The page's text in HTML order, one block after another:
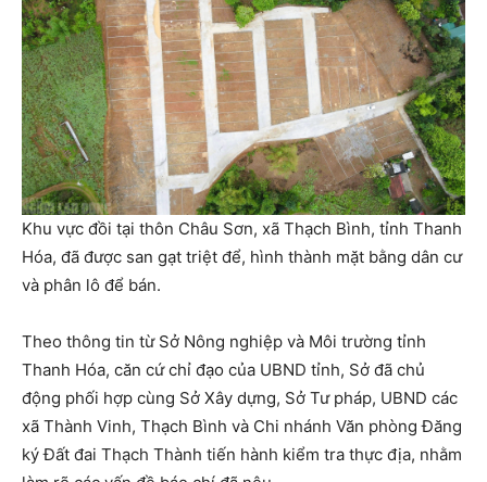
Khu vực đồi tại thôn Châu Sơn, xã Thạch Bình, tỉnh Thanh
Hóa, đã được san gạt triệt để, hình thành mặt bằng dân cư
và phân lô để bán.
Theo thông tin từ Sở Nông nghiệp và Môi trường tỉnh
Thanh Hóa, căn cứ chỉ đạo của UBND tỉnh, Sở đã chủ
động phối hợp cùng Sở Xây dựng, Sở Tư pháp, UBND các
xã Thành Vinh, Thạch Bình và Chi nhánh Văn phòng Đăng
ký Đất đai Thạch Thành tiến hành kiểm tra thực địa, nhằm